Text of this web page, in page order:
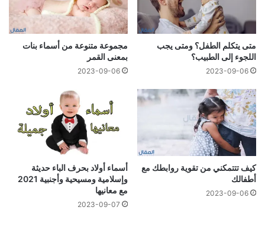
متى يتكلم الطفل؟ ومتى يجب
اللجوء إلى الطبيب؟
2023-09-06
مجموعة متنوعة من أسماء بنات
بمعنى القمر
2023-09-06
كيف تتتمكني من تقوية روابطك مع
أطفالك
2023-09-06
أسماء أولاد بحرف الباء حديثة
وإسلامية ومسيحية وأجنبية 2021
مع معانيها
2023-09-07